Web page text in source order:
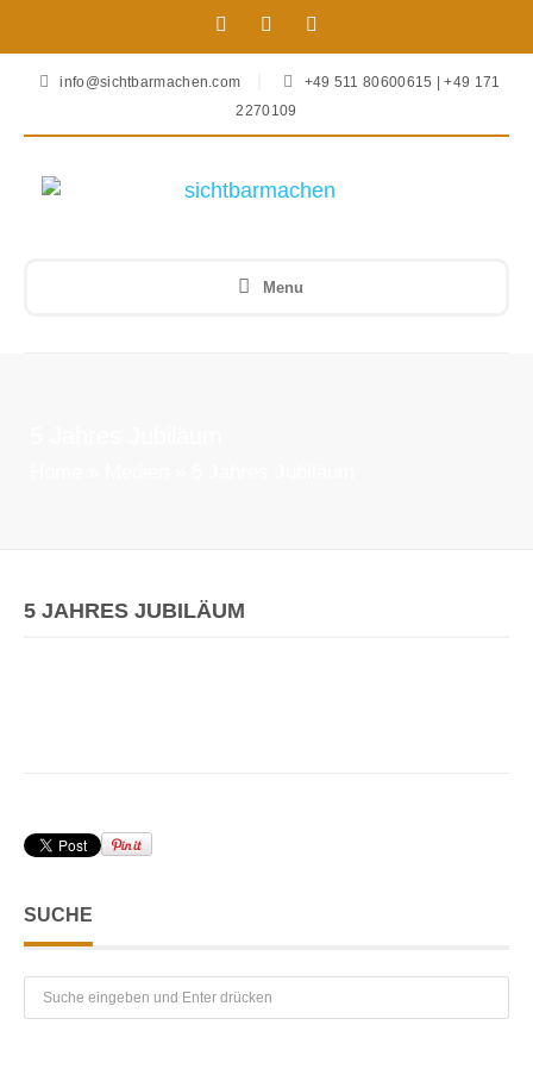
info@sichtbarmachen.com
+49 511 80600615 | +49 171
2270109
Menu
5 JAHRES JUBILÄUM
SUCHE